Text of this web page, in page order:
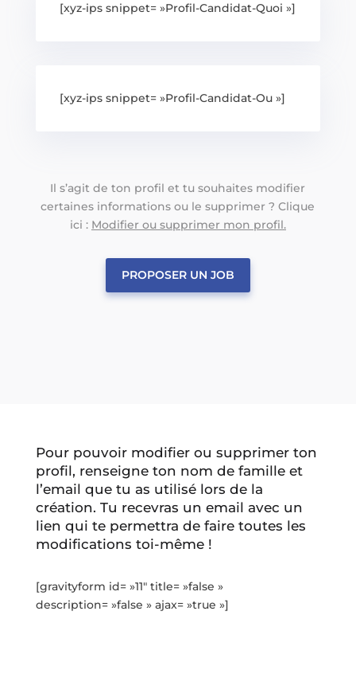
[xyz-ips snippet= »Profil-Candidat-Quoi »]
[xyz-ips snippet= »Profil-Candidat-Ou »]
Il s’agit de ton profil et tu souhaites modifier
certaines informations ou le supprimer ? Clique
ici : Modifier ou supprimer mon profil.
PROPOSER UN JOB
Pour pouvoir modifier ou supprimer ton
profil, renseigne ton nom de famille et
l’email que tu as utilisé lors de la
création. Tu recevras un email avec un
lien qui te permettra de faire toutes les
modifications toi-même !
[gravityform id= »11″ title= »false »
description= »false » ajax= »true »]